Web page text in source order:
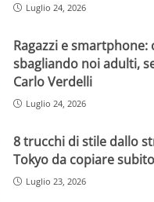
Luglio 24, 2026
Ragazzi e smartphone:
sbagliando noi adulti,
Carlo Verdelli
Luglio 24, 2026
8 trucchi di stile dallo
Tokyo da copiare subito
Luglio 23, 2026